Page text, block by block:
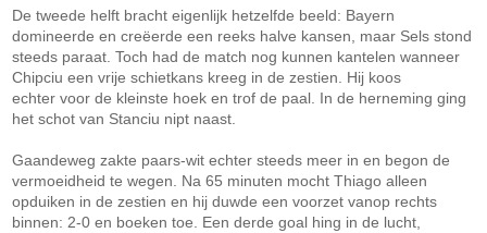
De tweede helft bracht eigenlijk hetzelfde beeld: Bayern
domineerde en creëerde een reeks halve kansen, maar Sels stond
steeds paraat. Toch had de match nog kunnen kantelen wanneer
Chipciu een vrije schietkans kreeg in de zestien. Hij koos
echter voor de kleinste hoek en trof de paal. In de herneming ging
het schot van Stanciu nipt naast.
Gaandeweg zakte paars-wit echter steeds meer in en begon de
vermoeidheid te wegen. Na 65 minuten mocht Thiago alleen
opduiken in de zestien en hij duwde een voorzet vanop rechts
binnen: 2-0 en boeken toe. Een derde goal hing in de lucht,